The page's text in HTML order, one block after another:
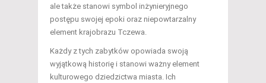
ale także stanowi symbol inżynieryjnego
postępu swojej epoki oraz niepowtarzalny
element krajobrazu Tczewa.
Każdy z tych zabytków opowiada swoją
wyjątkową historię i stanowi ważny element
kulturowego dziedzictwa miasta. Ich